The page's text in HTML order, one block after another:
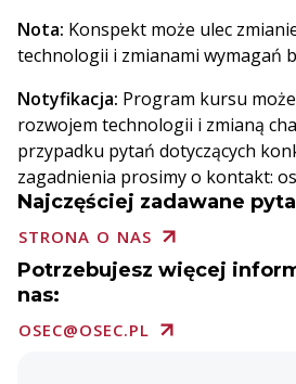
Nota: Konspekt może ulec
technologii i zmianami wymagań
Notyfikacja: Program kursu
rozwojem technologii i zmianą
przypadku pytań dotyczących
zagadnienia prosimy o kontakt:
Najczęściej zadawane
STRONA O NAS
Potrzebujesz więcej
nas:
OSEC@OSEC.PL